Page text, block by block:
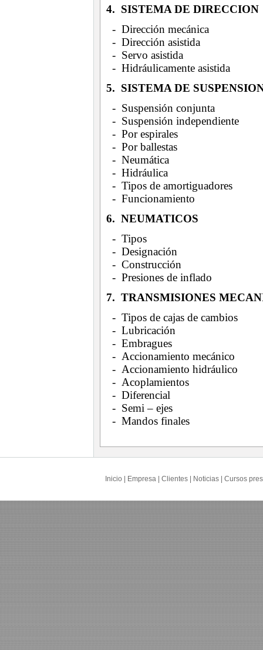
4. SISTEMA DE DIRECCION
- Dirección mecánica
- Dirección asistida
- Servo asistida
- Hidráulicamente asistida
5. SISTEMA DE
- Suspensión conjunta
- Suspensión independiente
- Por espirales
- Por ballestas
- Neumática
- Hidráulica
- Tipos de amortiguadores
- Funcionamiento
6. NEUMATICOS
- Tipos
- Designación
- Construcción
- Presiones de inflado
7. TRANSMISIONES
- Tipos de cajas de cambios
- Lubricación
- Embragues
- Accionamiento mecánico
- Accionamiento hidráulico
- Acoplamientos
- Diferencial
- Semi – ejes
- Mandos finales
Inicio Empresa Clientes Noticias Cursos